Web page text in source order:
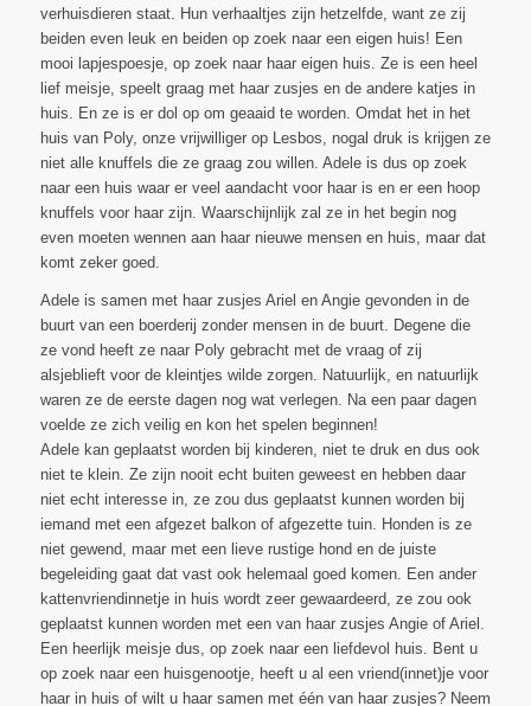
verhuisdieren staat. Hun verhaaltjes zijn hetzelfde, want ze zij
beiden even leuk en beiden op zoek naar een eigen huis! Een
mooi lapjespoesje, op zoek naar haar eigen huis. Ze is een heel
lief meisje, speelt graag met haar zusjes en de andere katjes in
huis. En ze is er dol op om geaaid te worden. Omdat het in het
huis van Poly, onze vrijwilliger op Lesbos, nogal druk is krijgen ze
niet alle knuffels die ze graag zou willen. Adele is dus op zoek
naar een huis waar er veel aandacht voor haar is en er een hoop
knuffels voor haar zijn. Waarschijnlijk zal ze in het begin nog
even moeten wennen aan haar nieuwe mensen en huis, maar dat
komt zeker goed.
Adele is samen met haar zusjes Ariel en Angie gevonden in de
buurt van een boerderij zonder mensen in de buurt. Degene die
ze vond heeft ze naar Poly gebracht met de vraag of zij
alsjeblieft voor de kleintjes wilde zorgen. Natuurlijk, en natuurlijk
waren ze de eerste dagen nog wat verlegen. Na een paar dagen
voelde ze zich veilig en kon het spelen beginnen!
Adele kan geplaatst worden bij kinderen, niet te druk en dus ook
niet te klein. Ze zijn nooit echt buiten geweest en hebben daar
niet echt interesse in, ze zou dus geplaatst kunnen worden bij
iemand met een afgezet balkon of afgezette tuin. Honden is ze
niet gewend, maar met een lieve rustige hond en de juiste
begeleiding gaat dat vast ook helemaal goed komen. Een ander
kattenvriendinnetje in huis wordt zeer gewaardeerd, ze zou ook
geplaatst kunnen worden met een van haar zusjes Angie of Ariel.
Een heerlijk meisje dus, op zoek naar een liefdevol huis. Bent u
op zoek naar een huisgenootje, heeft u al een vriend(innet)je voor
haar in huis of wilt u haar samen met één van haar zusjes? Neem